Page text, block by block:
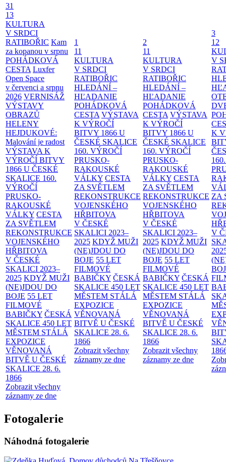
31
13
KULTURA
V SRDCI
RATIBOŘIC Kam
za kopanou v srpnu
POHÁDKOVÁ
CESTA Luxfer
Open Space
v červenci a srpnu
2026 VERNISÁŽ
VÝSTAVY
OBRAZŮ
HELENY
HEJDUKOVÉ:
Malování je radost
VÝSTAVA K
VÝROČÍ BITVY
1866 U ČESKÉ
SKALICE 160.
VÝROČÍ
PRUSKO-
RAKOUSKÉ
VÁLKY CESTA
ZA SVĚTLEM
REKONSTRUKCE
VOJENSKÉHO
HŘBITOVA
V ČESKÉ
SKALICI 2023–
2025 KDYŽ MUŽI
(NE)JDOU DO
BOJE 55 LET
FILMOVÉ
BABIČKY ČESKÁ
SKALICE 450 LET
MĚSTEM STÁLÁ
EXPOZICE
VĚNOVANÁ
BITVĚ U ČESKÉ
SKALICE 28. 6.
1866
Zobrazit všechny
záznamy ze dne
1
11
KULTURA
V SRDCI
RATIBOŘIC
HLEDÁNÍ –
HĽADANIE
POHÁDKOVÁ
CESTA VÝSTAVA
K VÝROČÍ
BITVY 1866 U
ČESKÉ SKALICE
160. VÝROČÍ
PRUSKO-
RAKOUSKÉ
VÁLKY CESTA
ZA SVĚTLEM
REKONSTRUKCE
VOJENSKÉHO
HŘBITOVA
V ČESKÉ
SKALICI 2023–
2025 KDYŽ MUŽI
(NE)JDOU DO
BOJE 55 LET
FILMOVÉ
BABIČKY ČESKÁ
SKALICE 450 LET
MĚSTEM STÁLÁ
EXPOZICE
VĚNOVANÁ
BITVĚ U ČESKÉ
SKALICE 28. 6.
1866
Zobrazit všechny
záznamy ze dne
2
11
KULTURA
V SRDCI
RATIBOŘIC
HLEDÁNÍ –
HĽADANIE
POHÁDKOVÁ
CESTA VÝSTAVA
K VÝROČÍ
BITVY 1866 U
ČESKÉ SKALICE
160. VÝROČÍ
PRUSKO-
RAKOUSKÉ
VÁLKY CESTA
ZA SVĚTLEM
REKONSTRUKCE
VOJENSKÉHO
HŘBITOVA
V ČESKÉ
SKALICI 2023–
2025 KDYŽ MUŽI
(NE)JDOU DO
BOJE 55 LET
FILMOVÉ
BABIČKY ČESKÁ
SKALICE 450 LET
MĚSTEM STÁLÁ
EXPOZICE
VĚNOVANÁ
BITVĚ U ČESKÉ
SKALICE 28. 6.
1866
Zobrazit všechny
záznamy ze dne
3
12
V
K
ZA
V
Fotogalerie
Náhodná fotogalerie